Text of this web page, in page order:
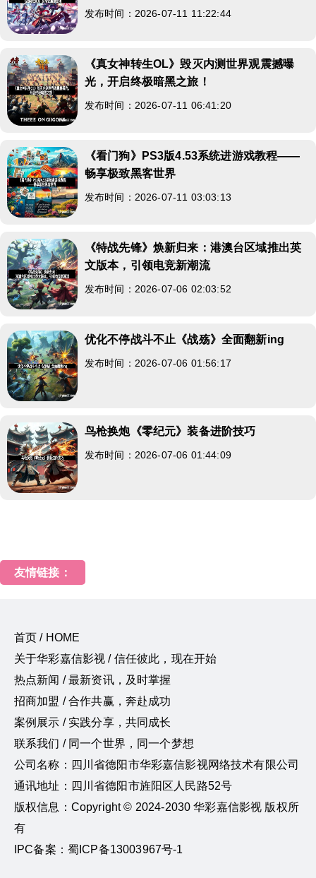
发布时间：2026-07-11 11:22:44
《真女神转生OL》毁灭内测世界观震撼曝
光，开启终极暗黑之旅！
发布时间：2026-07-11 06:41:20
《看门狗》PS3版4.53系统进游戏教程——
畅享极致黑客世界
发布时间：2026-07-11 03:03:13
《特战先锋》焕新归来：港澳台区域推出英
文版本，引领电竞新潮流
发布时间：2026-07-06 02:03:52
优化不停战斗不止《战殇》全面翻新ing
发布时间：2026-07-06 01:56:17
鸟枪换炮《零纪元》装备进阶技巧
发布时间：2026-07-06 01:44:09
友情链接：
首页 / HOME
关于华彩嘉信影视 / 信任彼此，现在开始
热点新闻 / 最新资讯，及时掌握
招商加盟 / 合作共赢，奔赴成功
案例展示 / 实践分享，共同成长
联系我们 / 同一个世界，同一个梦想
公司名称：四川省德阳市华彩嘉信影视网络技术有限公司
通讯地址：四川省德阳市旌阳区人民路52号
版权信息：Copyright © 2024-2030 华彩嘉信影视 版权所
有
IPC备案：蜀ICP备13003967号-1